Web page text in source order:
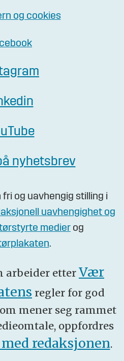
og cookies
nyhetsbrev
fri og uavhengig stilling i
uavhengighet og
medier og
.
arbeider etter Vær
regler for god
mener seg rammet
oppfordres
redaksjonen.